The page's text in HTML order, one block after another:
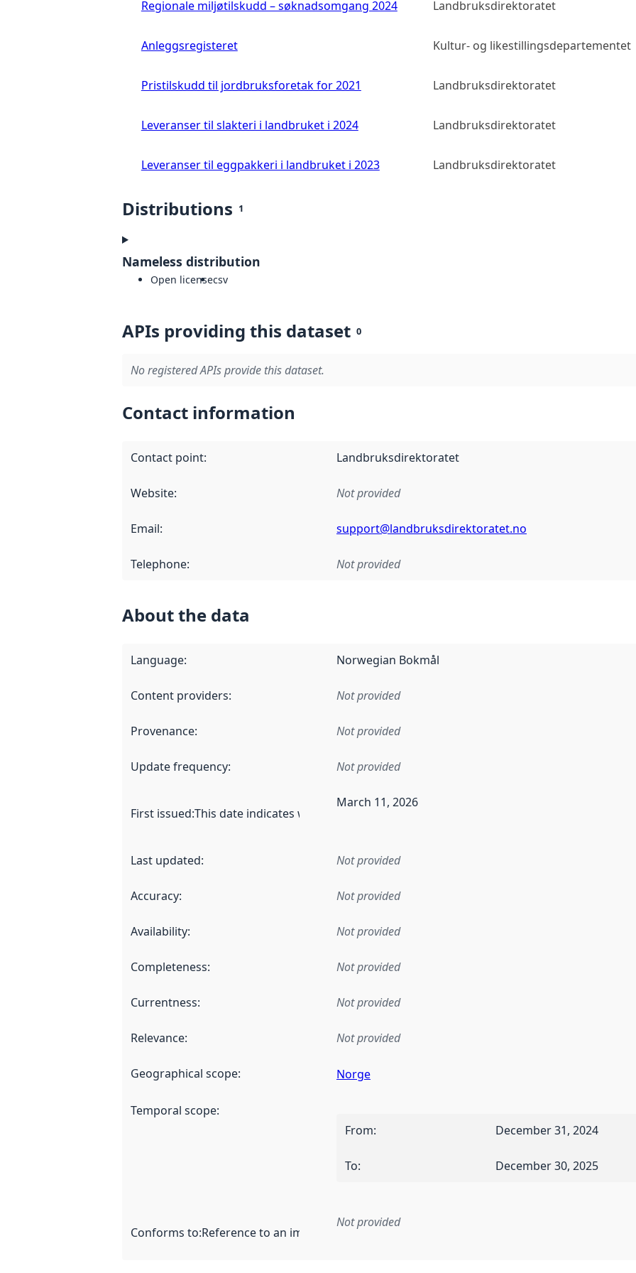
Regionale miljøtilskudd – søknadsomgang 2024 Landbruksdirektoratet
Anleggsregisteret Kultur- og likestillingsdepartementet
Pristilskudd til jordbruksforetak for 2021 Landbruksdirektoratet
Leveranser til slakteri i landbruket i 2024 Landbruksdirektoratet
Leveranser til eggpakkeri i landbruket i 2023 Landbruksdirektoratet
Distributions 1
Nameless distribution
Open licensecsv
APIs providing this dataset 0
No registered APIs provide this dataset.
Contact information
Contact point: Landbruksdirektoratet
Website: Not provided
Email: support@landbruksdirektoratet.no
Telephone: Not provided
About the data
Language: Norwegian Bokmål
Content providers: Not provided
Provenance: Not provided
Update frequency: Not provided
First issued:This date indicates when the data in this dataset was first released. It may have
March 11, 2026
Last updated: Not provided
Accuracy: Not provided
Availability: Not provided
Completeness: Not provided
Currentness: Not provided
Relevance: Not provided
Geographical scope: Norge
Temporal scope:
From: December 31, 2024
To: December 30, 2025
Conforms to:Reference to an implementation rule or other specification that forms the basis
Not provided